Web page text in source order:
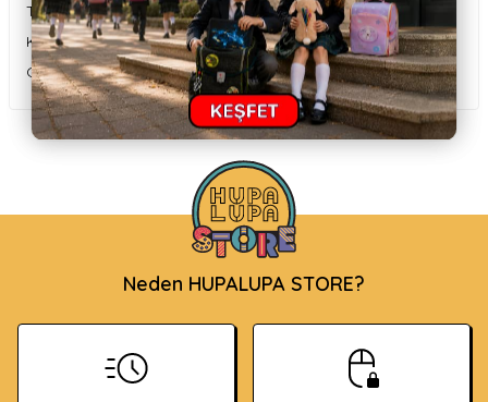
Teknoloji: Fast-Fill (1 saniyede su doldurma)
Kullanım Alanları: Havuz, bahçe, plaj
Güvenlik: CE sertifikalı
Neden HUPALUPA STORE?